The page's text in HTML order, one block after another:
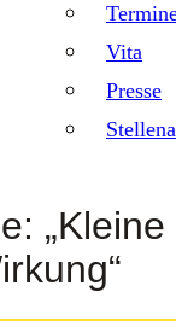
Vita
Presse